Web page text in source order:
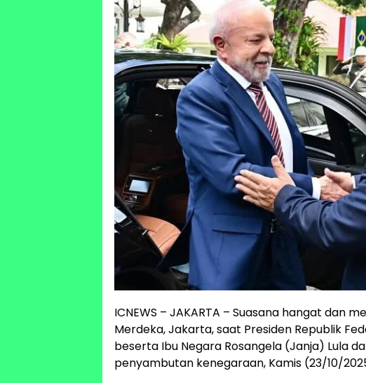
ICNEWS – JAKARTA – Suasana hangat dan
Merdeka, Jakarta, saat Presiden Republik
beserta Ibu Negara Rosangela (Janja) Lula
penyambutan kenegaraan, Kamis (23/10/